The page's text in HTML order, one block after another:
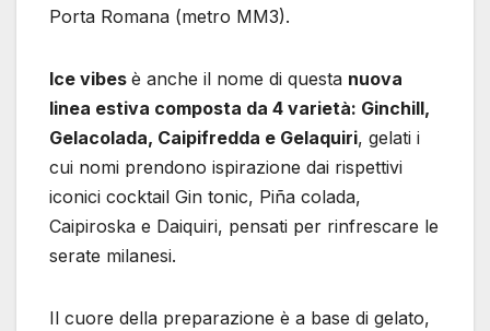
Porta Romana (metro MM3).
Ice vibes è anche il nome di questa nuova
linea estiva composta da 4 varietà: Ginchill,
Gelacolada, Caipifredda e Gelaquiri, gelati i
cui nomi prendono ispirazione dai rispettivi
iconici cocktail Gin tonic, Piña colada,
Caipiroska e Daiquiri, pensati per rinfrescare le
serate milanesi.
Il cuore della preparazione è a base di gelato,